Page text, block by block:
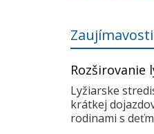
Rozširovanie
Lyžiarske
krátkej
rodinami s